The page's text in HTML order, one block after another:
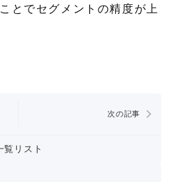
とでセグメントの精度が上
覧リスト
次の記事